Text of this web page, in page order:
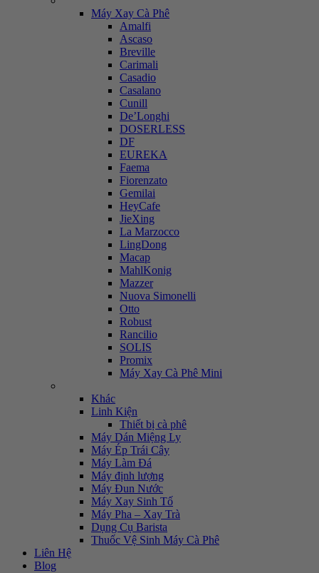
Máy Xay Cà Phê
Amalfi
Ascaso
Breville
Carimali
Casadio
Casalano
Cunill
De’Longhi
DOSERLESS
DF
EUREKA
Faema
Fiorenzato
Gemilai
HeyCafe
JieXing
La Marzocco
LingDong
Macap
MahlKonig
Mazzer
Nuova Simonelli
Otto
Robust
Rancilio
SOLIS
Promix
Máy Xay Cà Phê Mini
Khác
Linh Kiện
Thiết bị cà phê
Máy Dán Miệng Ly
Máy Ép Trái Cây
Máy Làm Đá
Máy định lượng
Máy Đun Nước
Máy Xay Sinh Tố
Máy Pha – Xay Trà
Dụng Cụ Barista
Thuốc Vệ Sinh Máy Cà Phê
Liên Hệ
Blog